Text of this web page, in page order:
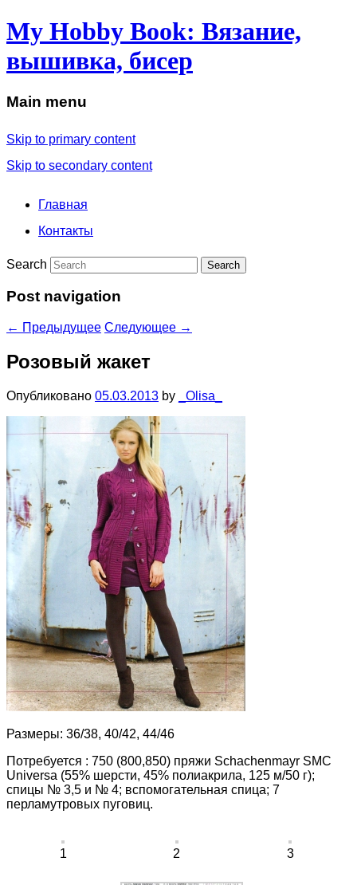
My Hobby Book: Вязание,
вышивка, бисер
Main menu
Skip to primary content
Skip to secondary content
Главная
Контакты
Search
Post navigation
← Предыдущее Следующее →
Розовый жакет
Опубликовано 05.03.2013 by _Olisa_
Размеры: 36/38, 40/42, 44/46
Потребуется : 750 (800,850) пряжи Schachenmayr SMC
Universa (55% шерсти, 45% полиакрила, 125 м/50 г);
спицы № 3,5 и № 4; вспомогательная спица; 7
перламутровых пуговиц.
1 2 3